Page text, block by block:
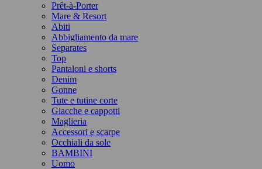
Prêt-à-Porter
Mare & Resort
Abiti
Abbigliamento da mare
Separates
Top
Pantaloni e shorts
Denim
Gonne
Tute e tutine corte
Giacche e cappotti
Maglieria
Accessori e scarpe
Occhiali da sole
BAMBINI
Uomo